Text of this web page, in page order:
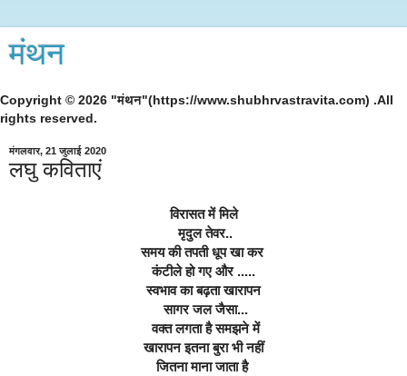
मंथन
Copyright © 2026 "मंथन"(https://www.shubhrvastravita.com) .All
rights reserved.
मंगलवार, 21 जुलाई 2020
लघु कविताएं
विरासत में मिले
मृदुल तेवर..
समय की तपती धूप खा कर
कंटीले हो गए और .....
स्वभाव का बढ़ता खारापन
सागर जल जैसा...
वक्त लगता है समझने में
खारापन इतना बुरा भी नहीं
जितना माना जाता है